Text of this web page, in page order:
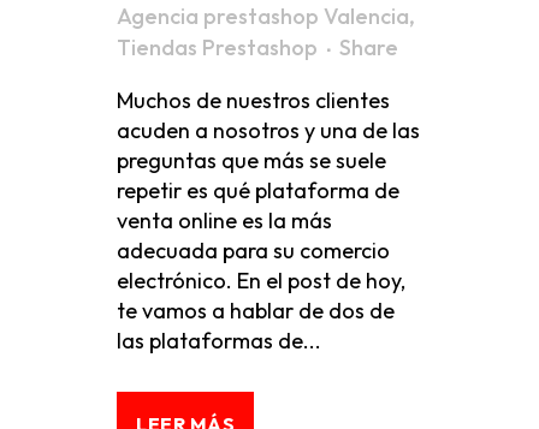
Agencia prestashop Valencia,
Tiendas Prestashop
Share
Muchos de nuestros clientes
acuden a nosotros y una de las
preguntas que más se suele
repetir es qué plataforma de
venta online es la más
adecuada para su comercio
electrónico. En el post de hoy,
te vamos a hablar de dos de
las plataformas de...
LEER MÁS